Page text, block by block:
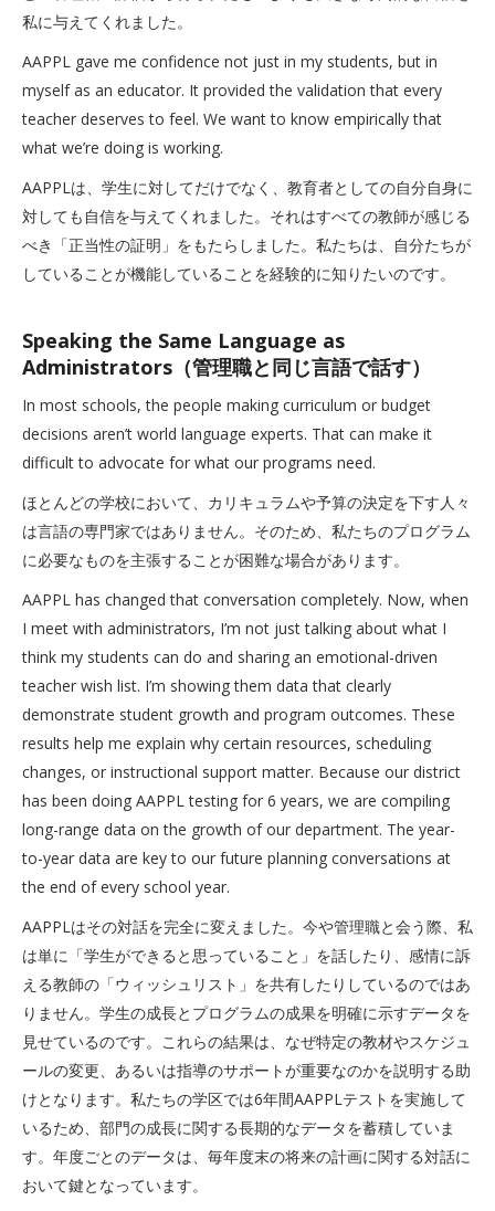
私に与えてくれました。
AAPPL gave me confidence not just in my students, but in
myself as an educator. It provided the validation that every
teacher deserves to feel. We want to know empirically that
what we’re doing is working.
AAPPLは、学生に対してだけでなく、教育者としての自分自身に
対しても自信を与えてくれました。それはすべての教師が感じる
べき「正当性の証明」をもたらしました。私たちは、自分たちが
していることが機能していることを経験的に知りたいのです。
Speaking the Same Language as
Administrators（管理職と同じ言語で話す）
In most schools, the people making curriculum or budget
decisions aren’t world language experts. That can make it
difficult to advocate for what our programs need.
ほとんどの学校において、カリキュラムや予算の決定を下す人々
は言語の専門家ではありません。そのため、私たちのプログラム
に必要なものを主張することが困難な場合があります。
AAPPL has changed that conversation completely. Now, when
I meet with administrators, I’m not just talking about what I
think my students can do and sharing an emotional-driven
teacher wish list. I’m showing them data that clearly
demonstrate student growth and program outcomes. These
results help me explain why certain resources, scheduling
changes, or instructional support matter. Because our district
has been doing AAPPL testing for 6 years, we are compiling
long-range data on the growth of our department. The year-
to-year data are key to our future planning conversations at
the end of every school year.
AAPPLはその対話を完全に変えました。今や管理職と会う際、私
は単に「学生ができると思っていること」を話したり、感情に訴
える教師の「ウィッシュリスト」を共有したりしているのではあ
りません。学生の成長とプログラムの成果を明確に示すデータを
見せているのです。これらの結果は、なぜ特定の教材やスケジュ
ールの変更、あるいは指導のサポートが重要なのかを説明する助
けとなります。私たちの学区では6年間AAPPLテストを実施して
いるため、部門の成長に関する長期的なデータを蓄積していま
す。年度ごとのデータは、毎年度末の将来の計画に関する対話に
おいて鍵となっています。